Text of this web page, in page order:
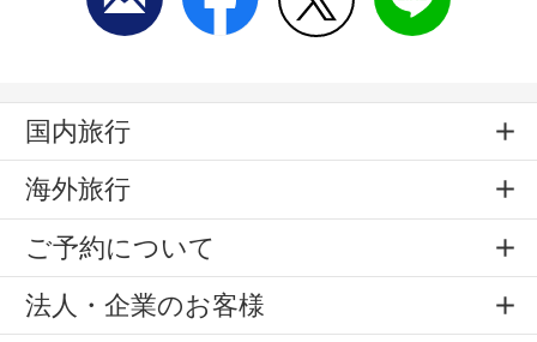
国内旅行
海外旅行
ご予約について
法人・企業のお客様